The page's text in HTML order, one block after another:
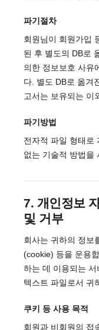
파기절차
회원님이 회원가입
된 후 별도의 DB로
의한 정보보호 사유
다. 별도 DB로 옮겨
고서는 보유되는 이
파기방법
전자적 파일 형태로
없는 기술적 방법을
7. 개인정보
및 거부
회사는 귀하의 정보
(cookie) 등을 운용
하는 데 이용되는
텍스트 파일로서 귀
쿠키 등 사용 목적
회원과 비회원의 접